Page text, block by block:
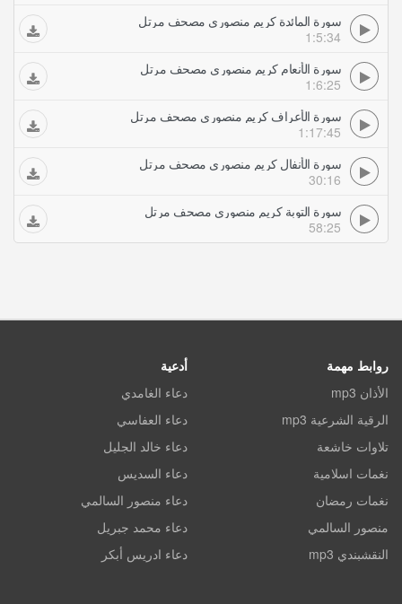
سورة المائدة كريم منصوري مصحف مرتل
1:5:34
سورة الأنعام كريم منصوري مصحف مرتل
1:6:25
سورة الأعراف كريم منصوري مصحف مرتل
1:17:45
سورة الأنفال كريم منصوري مصحف مرتل
30:16
سورة التوبة كريم منصوري مصحف مرتل
58:25
روابط مهمة
الأذان mp3
الرقية الشرعية mp3
تلاوات خاشعة
نغمات اسلامية
نغمات رمضان
منصور السالمي
النقشبندي mp3
أدعية
دعاء الغامدي
دعاء العفاسي
دعاء خالد الجليل
دعاء السديس
دعاء منصور السالمي
دعاء محمد جبريل
دعاء ادريس أبكر